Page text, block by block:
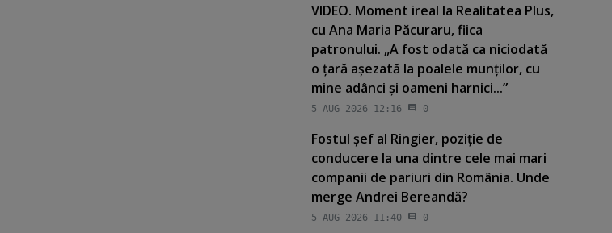
VIDEO. Moment ireal la Realitatea Plus,
cu Ana Maria Păcuraru, fiica
patronului. „A fost odată ca niciodată
o ţară aşezată la poalele munţilor, cu
mine adânci şi oameni harnici...”
5 AUG 2026 12:16 0
Fostul şef al Ringier, poziţie de
conducere la una dintre cele mai mari
companii de pariuri din România. Unde
merge Andrei Bereandă?
5 AUG 2026 11:40 0